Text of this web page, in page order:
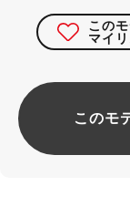
この
マイ
このモ